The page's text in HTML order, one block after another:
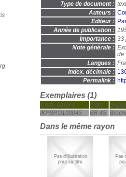
Type de document :
Auteurs :
Editeur :
Année de publication :
Importance : 33
Note générale :
de
Langues :
Index. décimale :
Permalink :
Exemplaires (1)
Code-barres Cote
IKPBRO100045
BR 45
Dans le même rayon